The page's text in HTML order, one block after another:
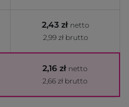
2,43 zł netto
2,99 zł brutto
2,16 zł netto
2,66 zł brutto